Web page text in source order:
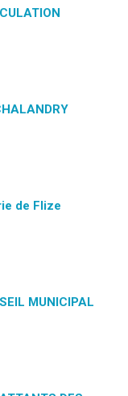
de Flize
MUNICIPAL